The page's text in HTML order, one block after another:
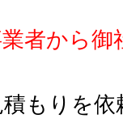
者から御
もりを